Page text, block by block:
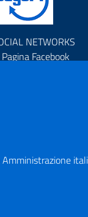
NETWORKS
Pagina Facebook